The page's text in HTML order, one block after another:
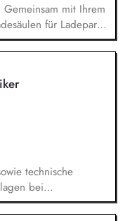
Gemeinsam mit Ihrem
für Ladeparks
der Ladesäulen bis
Dabei
von
technische
bei
von